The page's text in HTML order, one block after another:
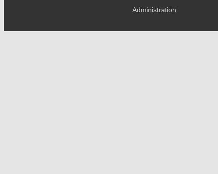
Administration